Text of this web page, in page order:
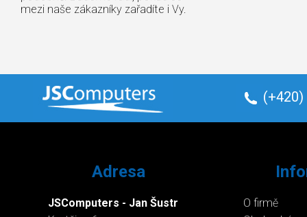
mezi naše zákazníky zařadíte i Vy.
(+420)
Adresa
JSComputers - Jan Šustr
O firmě